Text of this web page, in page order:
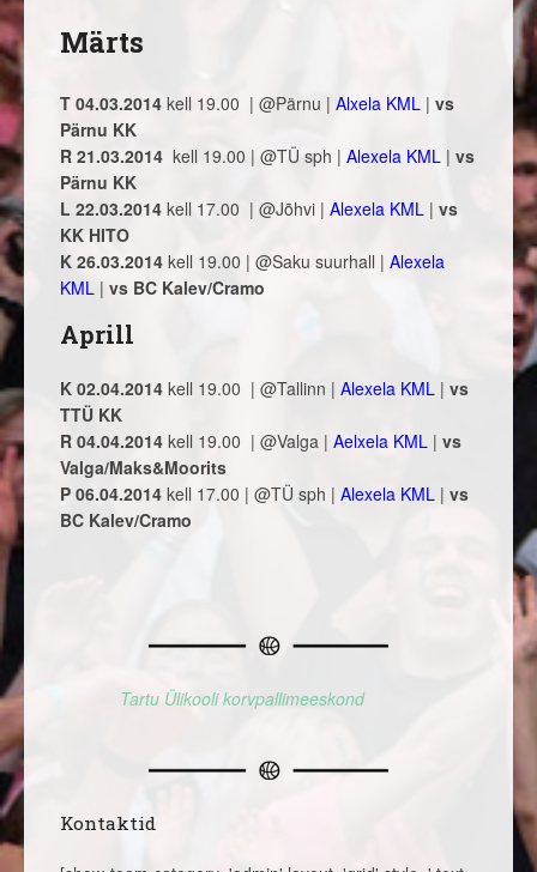
Märts
T 04.03.2014 kell 19.00 | @Pärnu | Alxela KML | vs
Pärnu KK
R 21.03.2014 kell 19.00 | @TÜ sph | Alexela KML | vs
Pärnu KK
L 22.03.2014 kell 17.00 | @Jõhvi | Alexela KML | vs
KK HITO
K 26.03.2014 kell 19.00 | @Saku suurhall | Alexela
KML | vs BC Kalev/Cramo
Aprill
K 02.04.2014 kell 19.00 | @Tallinn | Alexela KML | vs
TTÜ KK
R 04.04.2014 kell 19.00 | @Valga | Aelxela KML | vs
Valga/Maks&Moorits
P 06.04.2014 kell 17.00 | @TÜ sph | Alexela KML | vs
BC Kalev/Cramo
Tartu Ülikooli korvpallimeeskond
Kontaktid